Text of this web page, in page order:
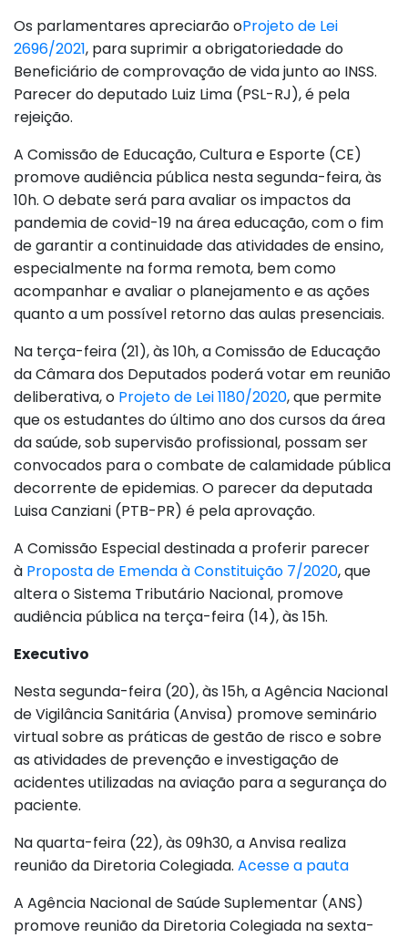
Os parlamentares apreciarão oProjeto de Lei
2696/2021, para suprimir a obrigatoriedade do
Beneficiário de comprovação de vida junto ao INSS.
Parecer do deputado Luiz Lima (PSL-RJ), é pela
rejeição.
A Comissão de Educação, Cultura e Esporte (CE)
promove audiência pública nesta segunda-feira, às
10h. O debate será para avaliar os impactos da
pandemia de covid-19 na área educação, com o fim
de garantir a continuidade das atividades de ensino,
especialmente na forma remota, bem como
acompanhar e avaliar o planejamento e as ações
quanto a um possível retorno das aulas presenciais.
Na terça-feira (21), às 10h, a Comissão de Educação
da Câmara dos Deputados poderá votar em reunião
deliberativa, o Projeto de Lei 1180/2020, que permite
que os estudantes do último ano dos cursos da área
da saúde, sob supervisão profissional, possam ser
convocados para o combate de calamidade pública
decorrente de epidemias. O parecer da deputada
Luisa Canziani (PTB-PR) é pela aprovação.
A Comissão Especial destinada a proferir parecer
à Proposta de Emenda à Constituição 7/2020, que
altera o Sistema Tributário Nacional, promove
audiência pública na terça-feira (14), às 15h.
Executivo
Nesta segunda-feira (20), às 15h, a Agência Nacional
de Vigilância Sanitária (Anvisa) promove seminário
virtual sobre as práticas de gestão de risco e sobre
as atividades de prevenção e investigação de
acidentes utilizadas na aviação para a segurança do
paciente.
Na quarta-feira (22), às 09h30, a Anvisa realiza
reunião da Diretoria Colegiada. Acesse a pauta
A Agência Nacional de Saúde Suplementar (ANS)
promove reunião da Diretoria Colegiada na sexta-